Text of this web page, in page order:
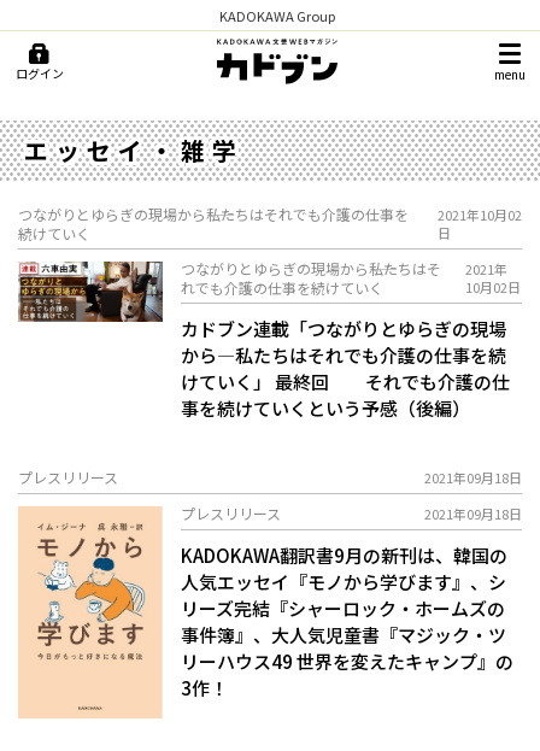
KADOKAWA Group
ログイン menu
エッセイ・雑学
つながりとゆらぎの現場から――私たちはそれでも介護の仕事を
続けていく
2021年10月02
日
つながりとゆらぎの現場から――私たちはそ
れでも介護の仕事を続けていく
2021年
10月02日
カドブン連載「つながりとゆらぎの現場
から―私たちはそれでも介護の仕事を続
けていく」 最終回 それでも介護の仕
事を続けていくという予感（後編）
プレスリリース 2021年09月18日
プレスリリース 2021年09月18日
KADOKAWA翻訳書9月の新刊は、韓国の
人気エッセイ『モノから学びます』、シ
リーズ完結『シャーロック・ホームズの
事件簿』、大人気児童書『マジック・ツ
リーハウス49 世界を変えたキャンプ』の
3作！